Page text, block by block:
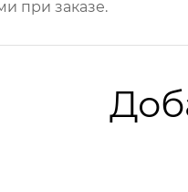
при заказе.